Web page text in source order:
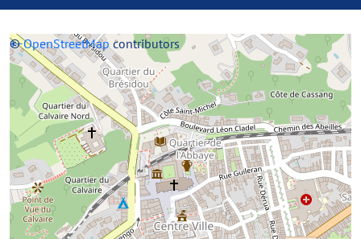
+−
©OpenStreetMap contributors